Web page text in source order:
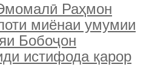
Раҳмон
миёнаи умумии
Бобоҷон
истифода қарор